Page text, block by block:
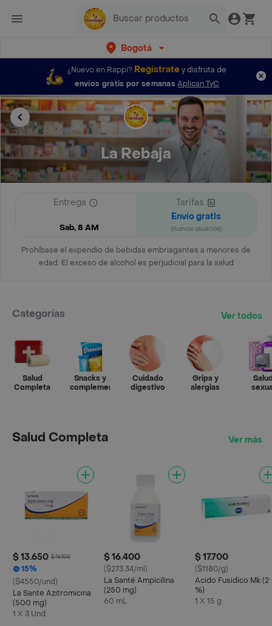
Bogotá
¿Nuevo en Rappi? Regístratey disfruta de
envíos gratis por semanas Aplican TyC
La Rebaja
Entrega
Sab, 8 AM
Tarifas
Envío gratis
(nuevos usuarios)
Prohíbase el expendio de bebidas embriagantes a menores de
edad. El exceso de alcohol es perjudicial para la salud
Categorías Ver todos
Salud
Completa
Snacks y
complementos
Cuidado
digestivo
Gripa y
alergias
Salud Completa Ver más
$ 13.650 $ 16.100
15%
($4550/und)
La Sante Azitromicina
(500 mg)
1 X 3 Und
$ 16.400
($273.34/ml)
La Santé Ampicilina
(250 mg)
60 mL
$ 17.700
($1180/g)
Acido Fusidico Mk (2
%)
1 X 15 g